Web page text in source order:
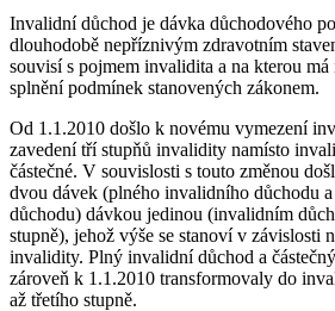
Invalidní důchod je dávka důchodového
dlouhodobě nepříznivým zdravotním
souvisí s pojmem invalidita a na kterou
splnění podmínek stanovených zákonem.
Od 1.1.2010 došlo k novému vymezení
zavedení tří stupňů invalidity namísto
částečné. V souvislosti s touto změnou
dvou dávek (plného invalidního důchodu
důchodu) dávkou jedinou (invalidním
stupně), jehož výše se stanoví v závislosti
invalidity. Plný invalidní důchod a
zároveň k 1.1.2010 transformovaly do
až třetího stupně.